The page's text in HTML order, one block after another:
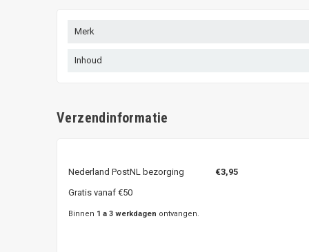
Merk
Inhoud
Verzendinformatie
Nederland PostNL bezorging €3,95
Gratis vanaf €50
Binnen 1 a 3 werkdagen ontvangen.